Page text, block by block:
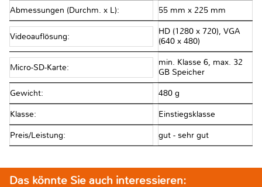
Abmessungen (Durchm. x L): 55 mm x 225 mm
Videoauflösung:
HD (1280 x 720), VGA
(640 x 480)
Micro-SD-Karte:
min. Klasse 6, max. 32
GB Speicher
Gewicht: 480 g
Klasse: Einstiegsklasse
Preis/Leistung: gut - sehr gut
Das könnte Sie auch interessieren: